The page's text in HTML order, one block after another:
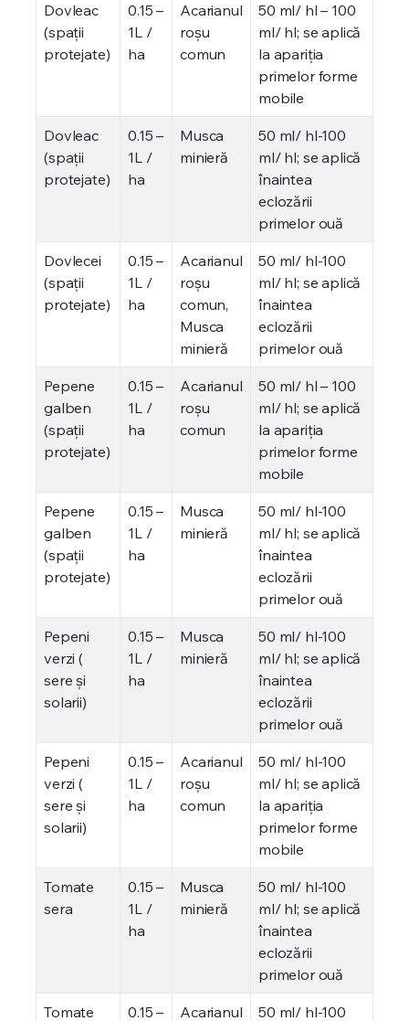
Dovleac
(spaţii
protejate)
0.15 –
1L /
ha
Acarianul
roşu
comun
50 ml/ hl – 100
ml/ hl; se aplică
la apariţia
primelor forme
mobile
Dovleac
(spaţii
protejate)
0.15 –
1L /
ha
Musca
minieră
50 ml/ hl-100
ml/ hl; se aplică
înaintea
eclozării
primelor ouă
Dovlecei
(spaţii
protejate)
0.15 –
1L /
ha
Acarianul
roşu
comun,
Musca
minieră
50 ml/ hl-100
ml/ hl; se aplică
înaintea
eclozării
primelor ouă
Pepene
galben
(spaţii
protejate)
0.15 –
1L /
ha
Acarianul
roşu
comun
50 ml/ hl – 100
ml/ hl; se aplică
la apariţia
primelor forme
mobile
Pepene
galben
(spaţii
protejate)
0.15 –
1L /
ha
Musca
minieră
50 ml/ hl-100
ml/ hl; se aplică
înaintea
eclozării
primelor ouă
Pepeni
verzi (
sere şi
solarii)
0.15 –
1L /
ha
Musca
minieră
50 ml/ hl-100
ml/ hl; se aplică
înaintea
eclozării
primelor ouă
Pepeni
verzi (
sere şi
solarii)
0.15 –
1L /
ha
Acarianul
roşu
comun
50 ml/ hl-100
ml/ hl; se aplică
la apariţia
primelor forme
mobile
Tomate
sera
0.15 –
1L /
ha
Musca
minieră
50 ml/ hl-100
ml/ hl; se aplică
înaintea
eclozării
primelor ouă
Tomate 0.15 – Acarianul 50 ml/ hl-100